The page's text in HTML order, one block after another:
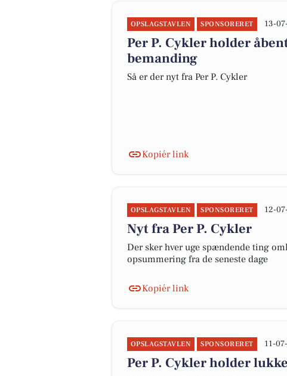
OPSLAGSTAVLEN SPONSORERET 13-
Per P. Cykler holder
bemanding
Så er der nyt fra Per P. Cykler
Kopiér link
OPSLAGSTAVLEN SPONSORERET 12-
Nyt fra Per P. Cykler
Der sker hver uge spændende ting
opsummering fra de seneste dage
Kopiér link
OPSLAGSTAVLEN SPONSORERET 11-
Per P. Cykler holder